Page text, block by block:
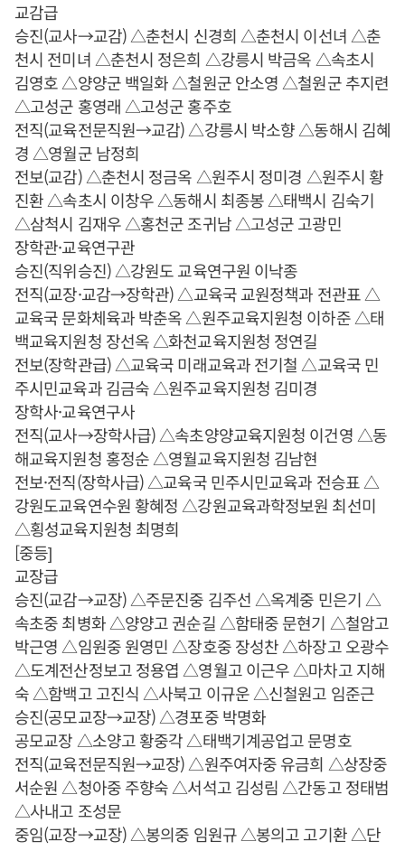
교감급
승진(교사→교감) △춘천시 신경희 △춘천시 이선녀 △춘
천시 전미녀 △춘천시 정은희 △강릉시 박금옥 △속초시
김영호 △양양군 백일화 △철원군 안소영 △철원군 추지련
△고성군 홍영래 △고성군 홍주호
전직(교육전문직원→교감) △강릉시 박소향 △동해시 김혜
경 △영월군 남정희
전보(교감) △춘천시 정금옥 △원주시 정미경 △원주시 황
진환 △속초시 이창우 △동해시 최종봉 △태백시 김숙기
△삼척시 김재우 △홍천군 조귀남 △고성군 고광민
장학관·교육연구관
승진(직위승진) △강원도 교육연구원 이낙종
전직(교장·교감→장학관) △교육국 교원정책과 전관표 △
교육국 문화체육과 박춘옥 △원주교육지원청 이하준 △태
백교육지원청 장선옥 △화천교육지원청 정연길
전보(장학관급) △교육국 미래교육과 전기철 △교육국 민
주시민교육과 김금숙 △원주교육지원청 김미경
장학사·교육연구사
전직(교사→장학사급) △속초양양교육지원청 이건영 △동
해교육지원청 홍정순 △영월교육지원청 김남현
전보·전직(장학사급) △교육국 민주시민교육과 전승표 △
강원도교육연수원 황혜정 △강원교육과학정보원 최선미
△횡성교육지원청 최명희
[중등]
교장급
승진(교감→교장) △주문진중 김주선 △옥계중 민은기 △
속초중 최병화 △양양고 권순길 △함태중 문현기 △철암고
박근영 △임원중 원영민 △장호중 장성찬 △하장고 오광수
△도계전산정보고 정용엽 △영월고 이근우 △마차고 지해
숙 △함백고 고진식 △사북고 이규운 △신철원고 임준근
승진(공모교장→교장) △경포중 박명화
공모교장 △소양고 황중각 △태백기계공업고 문명호
전직(교육전문직원→교장) △원주여자중 유금희 △상장중
서순원 △청아중 주향숙 △서석고 김성림 △간동고 정태범
△사내고 조성문
중임(교장→교장) △봉의중 임원규 △봉의고 고기환 △단